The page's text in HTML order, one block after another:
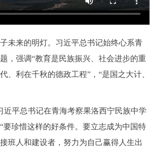
来的明灯。习近平总书记始终心系青
，强调“教育是民族振兴、社会进步的重
、利在千秋的德政工程”，“是国之大计、
平总书记在青海考察果洛西宁民族中学
要珍惜这样的好条件。要立志成为中国特
班人和建设者，努力为自己赢得人生出